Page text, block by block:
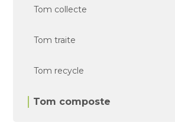
Tom collecte
Tom traite
Tom recycle
Tom composte